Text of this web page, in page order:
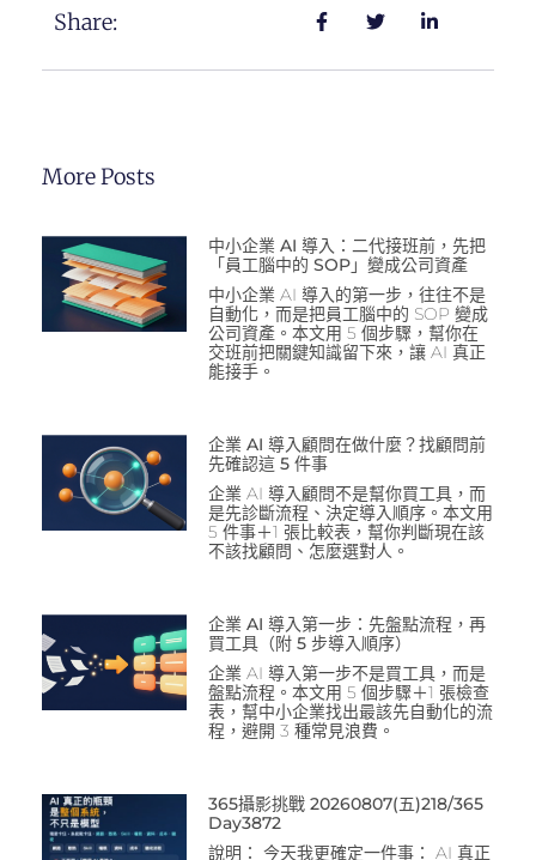
Share:
More Posts
中小企業 AI 導入：二代接班前，先把
「員工腦中的 SOP」變成公司資產
中小企業 AI 導入的第一步，往往不是
自動化，而是把員工腦中的 SOP 變成
公司資產。本文用 5 個步驟，幫你在
交班前把關鍵知識留下來，讓 AI 真正
能接手。
企業 AI 導入顧問在做什麼？找顧問前
先確認這 5 件事
企業 AI 導入顧問不是幫你買工具，而
是先診斷流程、決定導入順序。本文用
5 件事＋1 張比較表，幫你判斷現在該
不該找顧問、怎麼選對人。
企業 AI 導入第一步：先盤點流程，再
買工具（附 5 步導入順序）
企業 AI 導入第一步不是買工具，而是
盤點流程。本文用 5 個步驟＋1 張檢查
表，幫中小企業找出最該先自動化的流
程，避開 3 種常見浪費。
365攝影挑戰 20260807(五)218/365
Day3872
說明： 今天我更確定一件事： AI 真正